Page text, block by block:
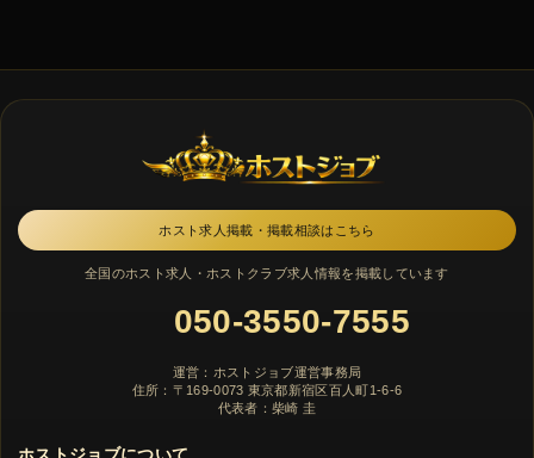
ホスト求人掲載・掲載相談はこちら
全国のホスト求人・ホストクラブ求人情報を掲載しています
050-3550-7555
運営：ホストジョブ運営事務局
住所：〒169-0073 東京都新宿区百人町1-6-6
代表者：柴崎 圭